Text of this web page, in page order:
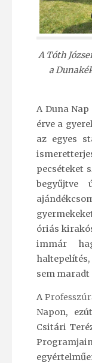
A Tóth
a
A Duna
érve a
az egyes
pecséteket
begyűjtve
óriás
immár
sem maradt
A
Napon,
Csitári